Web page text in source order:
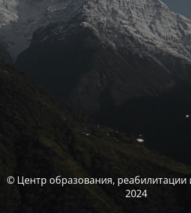
© Центр образования, реабилитации
2024